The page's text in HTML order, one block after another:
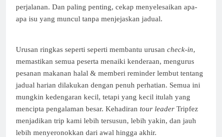
perjalanan. Dan paling penting, cekap menyelesaikan apa-
apa isu yang muncul tanpa menjejaskan jadual.
Urusan ringkas seperti seperti membantu urusan check-in,
memastikan semua peserta menaiki kenderaan, mengurus
pesanan makanan halal & memberi reminder lembut tentang
jadual harian dilakukan dengan penuh perhatian. Semua ini
mungkin kedengaran kecil, tetapi yang kecil itulah yang
mencipta pengalaman besar. Kehadiran tour leader Tripfez
menjadikan trip kami lebih tersusun, lebih yakin, dan jauh
lebih menyeronokkan dari awal hingga akhir.